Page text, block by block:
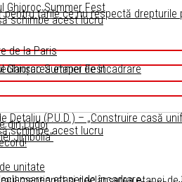
schimbe acest lucru
etapei de încadrare
Detaliu (P.U.D.) – „Construire casă
Ghioroc Summer Fest
unitate
din Lugoj
Ghioroc Summer Fest
pentru ţările ce nu respectă drepturile
de la Paris
schimbe acest lucru
Jimbolia”